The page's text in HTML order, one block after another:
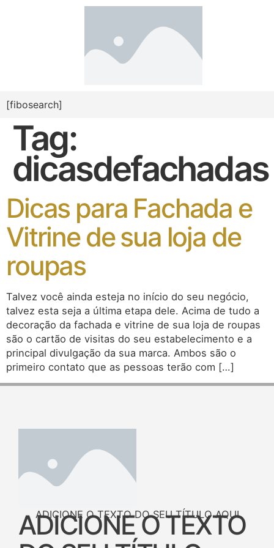
[fibosearch]
Tag:
dicasdefachadas
Dicas para Fachada e
Vitrine de sua loja de
roupas
Talvez você ainda esteja no início do seu negócio,
talvez esta seja a última etapa dele. Acima de tudo a
decoração da fachada e vitrine de sua loja de roupas
são o cartão de visitas do seu estabelecimento e a
principal divulgação da sua marca. Ambos são o
primeiro contato que as pessoas terão com […]
ADICIONE O TEXTO DO SEU TÍTULO AQUI
ADICIONE O TEXTO